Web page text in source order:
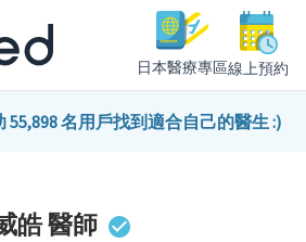
日本醫療專區線上預約
55,898 名用戶找到適合自己的醫生 :)
皓醫師